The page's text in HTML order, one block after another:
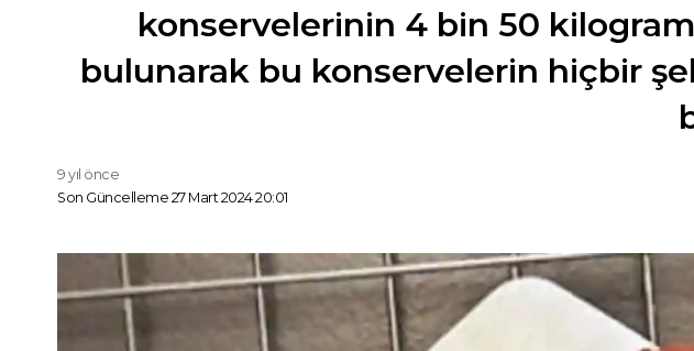
konservelerinin 4 bin 50
bulunarak bu konservelerin hiçbir
Son Güncelleme 27 Mart 2024 20:01
9 yıl önce